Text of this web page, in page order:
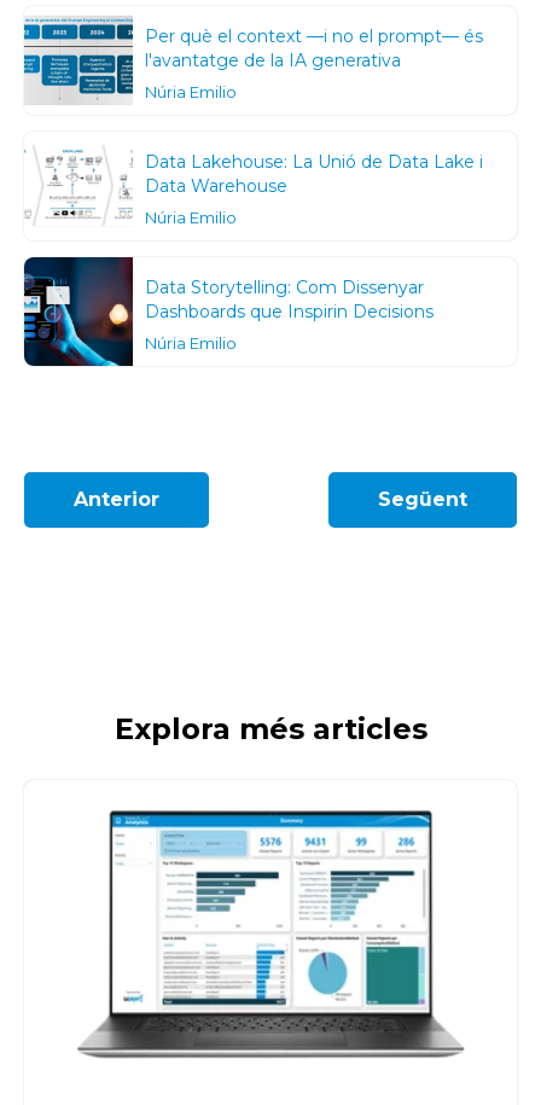
Per què el context —i no el prompt— és
l'avantatge de la IA generativa
Núria Emilio
Data Lakehouse: La Unió de Data Lake i
Data Warehouse
Núria Emilio
Data Storytelling: Com Dissenyar
Dashboards que Inspirin Decisions
Núria Emilio
Anterior Següent
Explora més articles